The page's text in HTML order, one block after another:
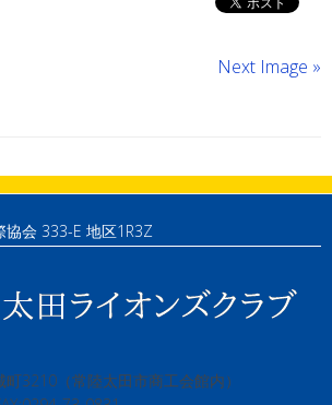
Next Image »
会 333-E 地区1R3Z
3210（常陸太田市商工会館内）